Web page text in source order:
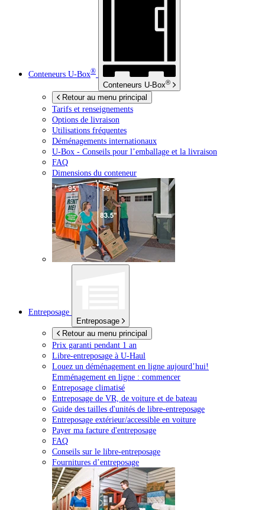
Conteneurs U-Box®
Conteneurs U-Box®
Retour au menu principal
Tarifs et renseignements
Options de livraison
Utilisations fréquentes
Déménagements internationaux
U-Box - Conseils pour l’emballage et la livraison
FAQ
Dimensions du conteneur
Entreposage
Entreposage
Retour au menu principal
Prix garanti pendant 1 an
Libre-entreposage à U-Haul
Louez un déménagement en ligne aujourd’hui!
Emménagement en ligne : commencer
Entreposage climatisé
Entreposage de VR, de voiture et de bateau
Guide des tailles d'unités de libre-entreposage
Entreposage extérieur/accessible en voiture
Payer ma facture d'entreposage
FAQ
Conseils sur le libre-entreposage
Fournitures d’entreposage